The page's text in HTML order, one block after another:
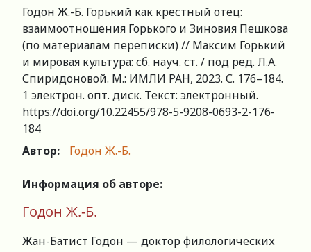
Годон Ж.-Б. Горький как крестный отец:
взаимоотношения Горького и Зиновия Пешкова
(по материалам переписки) // Максим Горький
и мировая культура: сб. науч. ст. / под ред. Л.А.
Спиридоновой. М.: ИМЛИ РАН, 2023. С. 176–184.
1 электрон. опт. диск. Текст: электронный.
https://doi.org/10.22455/978-5-9208-0693-2-176-
184
Автор:
Годон Ж.-Б.
Информация об авторе:
Годон Ж.-Б.
Жан-Батист Годон — доктор филологических